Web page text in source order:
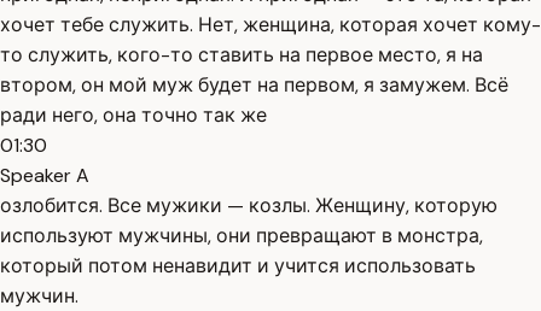
хочет тебе служить. Нет, женщина, которая хочет кому-
то служить, кого-то ставить на первое место, я на
втором, он мой муж будет на первом, я замужем. Всё
ради него, она точно так же
01:30
Speaker A
озлобится. Все мужики — козлы. Женщину, которую
используют мужчины, они превращают в монстра,
который потом ненавидит и учится использовать
мужчин.